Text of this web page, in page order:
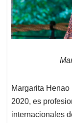
Margarita
2020, es
internacionales